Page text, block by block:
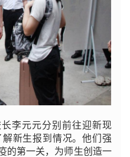
李元元分别前往迎新现
新生报到情况。他们强
的第一关，为师生创造一